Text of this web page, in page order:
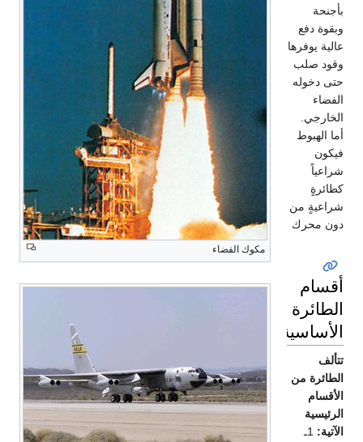
مكوك الفضاء
بأجنحة
وبقوة دفع
عالية يوفرها
وقود صلب
حتى دخوله
الفضاء
الخارجي.
أما الهبوط
فيكون
شراعياً
كطائرةٍ
شراعيةٍ من
دون محرك
أقسام
الطائرة
الأساسية
تتألف
الطائرة من
الأقسام
الرئيسية
الآتية:
1ـ